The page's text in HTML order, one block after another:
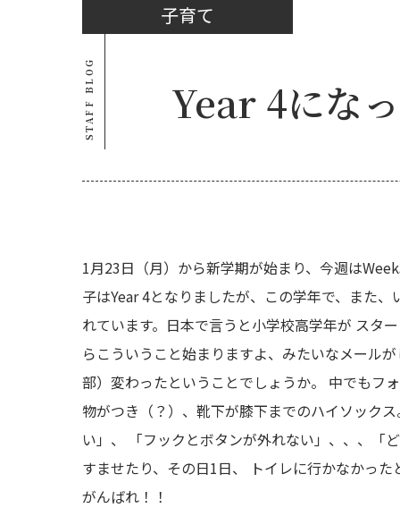
子育て
STAFF BLOG Year 4にな
1月23日（月）から新学期が始まり、今週は
子はYear 4となりましたが、この学年で、また
れています。日本で言うと小学校高学年が スタ
らこういうこと始まりますよ、みたいなメール
部）変わったということでしょうか。 中でもフ
物がつき（？）、靴下が膝下までのハイソック
い」、 「フックとボタンが外れない」、、、「
すませたり、その日1日、 トイレに行かなかっ
がんばれ！！